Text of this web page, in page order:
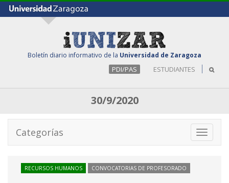
Boletín diario informativo de la Universidad de Zaragoza
PDI/PAS ESTUDIANTES
30/9/2020
Toggle
Categorías
RECURSOS HUMANOS CONVOCATORIAS DE PROFESORADO